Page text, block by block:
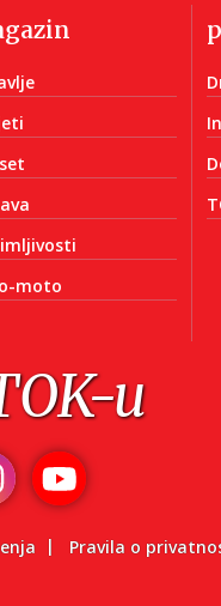
moto
u
Pravila o